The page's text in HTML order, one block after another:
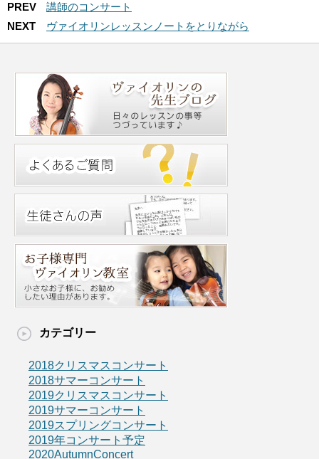
PREV
講師のコンサート
NEXT
ヴァイオリンレッスンノートをとりながら
カテゴリー
2018クリスマスコンサート
2018サマーコンサート
2019クリスマスコンサート
2019サマーコンサート
2019スプリングコンサート
2019年コンサート予定
2020AutumnConcert